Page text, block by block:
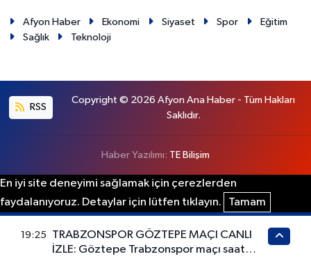
Afyon Haber Ekonomi Siyaset Spor
Eğitim
Sağlık
Teknoloji
RSS
Copyright © 2026 Afyon Ana Haber - Tüm Hakları
Saklıdır.
Haber Yazılımı: TE Bilişim
En iyi site deneyimi sağlamak için çerezlerden
faydalanıyoruz. Detaylar için lütfen tıklayın.
Tamam
19:25
TRABZONSPOR GÖZTEPE MAÇI CANLI
İZLE: Göztepe Trabzonspor maçı saat